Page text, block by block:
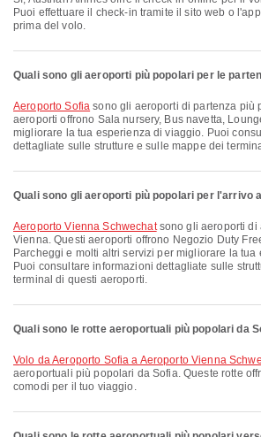
Puoi effettuare il check-in tramite il sito web o
prima del volo.
Quali sono gli aeroporti più popolari per le
Aeroporto Sofia sono gli aeroporti di partenza più
aeroporti offrono Sala nursery, Bus navetta,
migliorare la tua esperienza di viaggio. Puoi
dettagliate sulle strutture e sulle mappe dei
Quali sono gli aeroporti più popolari per l'arrivo
Aeroporto Vienna Schwechatsono gli aeroporti di
Vienna. Questi aeroporti offrono Negozio Duty
Parcheggi e molti altri servizi per migliorare la
Puoi consultare informazioni dettagliate sulle
terminal di questi aeroporti.
Quali sono le rotte aeroportuali più popolari da
volo da Aeroporto Sofia a Aeroporto Vienna
aeroportuali più popolari da Sofia. Queste rotte
comodi per il tuo viaggio.